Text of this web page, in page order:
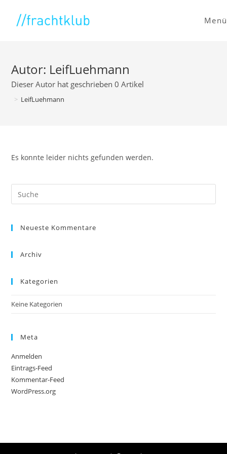
Inhalt
Menü
Autor: LeifLuehmann
Dieser Autor hat geschrieben 0 Artikel
> LeifLuehmann
Es konnte leider nichts gefunden werden.
Neueste Kommentare
Archiv
Kategorien
Keine Kategorien
Meta
Anmelden
Eintrags-Feed
Kommentar-Feed
WordPress.org